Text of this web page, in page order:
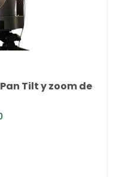
Tilt y zoom de